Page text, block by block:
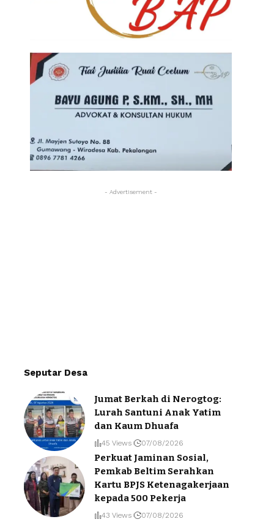
- Advertisement -
Seputar Desa
Jumat Berkah di Nerogtog:
Lurah Santuni Anak Yatim
dan Kaum Dhuafa
45 Views 07/08/2026
Perkuat Jaminan Sosial,
Pemkab Beltim Serahkan
Kartu BPJS Ketenagakerjaan
kepada 500 Pekerja
43 Views 07/08/2026